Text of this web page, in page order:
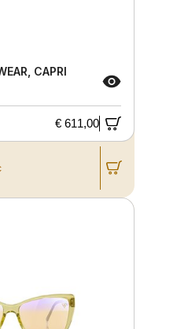
CAPRI
€ 611,00